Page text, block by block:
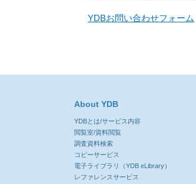
YDBお問い合わせフォーム
About YDB
YDBとは/サービス内容
閲覧室/資料閲覧
調査資料検索
コピーサービス
電子ライブラリ（YDB eLibrary）
レファレンスサービス